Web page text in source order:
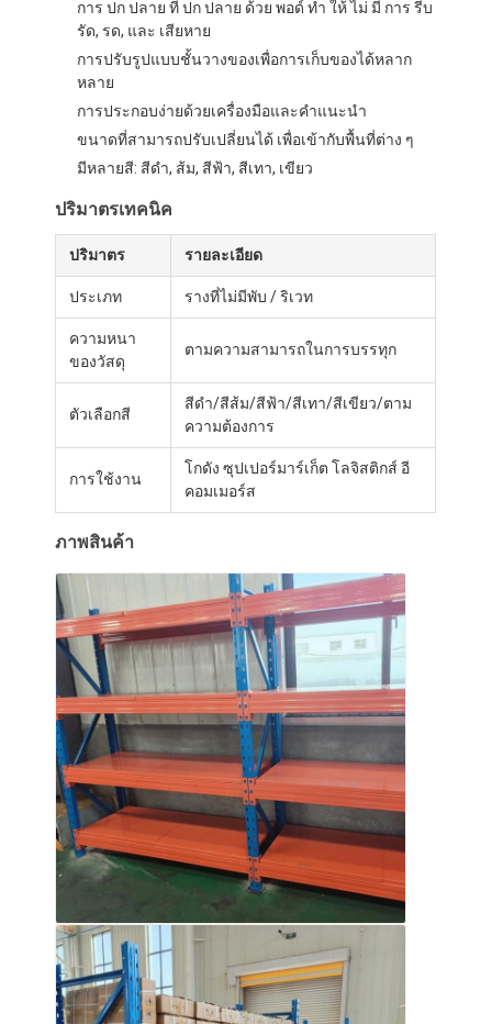
หน้าแรก
เกี่ยวกับเรา
ทัวร์โรงงาน
การควบคุมคุณภาพ
ติดต่อเรา
ข่าว
กรณี
ขอใบเสนอราคา
ราคาสะพายพอลเล็ตของโกดัง
ชั้นเก็บคลังสินค้า
การ ปก ปลาย ที่ ปก ปลาย ด้วย พอด์ ทํา ให้ ไม่ มี การ รีบ
รัด, รด, และ เสียหาย
การปรับรูปแบบชั้นวางของเพื่อการเก็บของได้หลาก
หลาย
การประกอบง่ายด้วยเครื่องมือและคําแนะนํา
ขนาดที่สามารถปรับเปลี่ยนได้ เพื่อเข้ากับพื้นที่ต่าง ๆ
มีหลายสี: สีดํา, ส้ม, สีฟ้า, สีเทา, เขียว
ปริมาตรเทคนิค
ปริมาตร รายละเอียด
ประเภท รางที่ไม่มีพับ / ริเวท
ความหนา
ของวัสดุ
ตามความสามารถในการบรรทุก
ตัวเลือกสี
สีดํา/สีส้ม/สีฟ้า/สีเทา/สีเขียว/ตาม
ความต้องการ
การใช้งาน
โกดัง ซุปเปอร์มาร์เก็ต โลจิสติกส์ อี
คอมเมอร์ส
ภาพสินค้า